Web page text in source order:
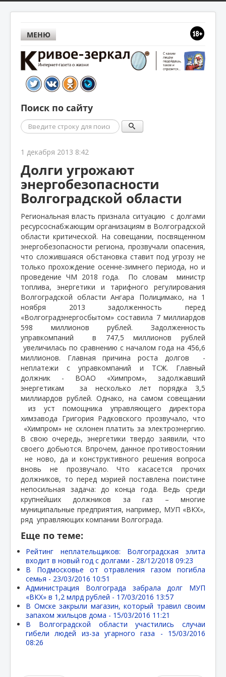
МЕНЮ
Поиск по сайту
Поиск
1 декабря 2013 8:42
Долги угрожают
энергобезопасности
Волгоградской области
Региональная власть признала ситуацию с долгами
ресурсоснабжающим организациям в Волгоградской
области критической. На совещании, посвященном
энергобезопасности региона, прозвучали опасения,
что сложившаяся обстановка ставит под угрозу не
только прохождение осенне-зимнего периода, но и
проведение ЧМ 2018 года.
По словам
министр
топлива, энергетики и тарифного регулирования
Волгоградской области Ангара Полицимако, на 1
ноября 2013 задолженность перед
«Волгоградэнергосбытом» составила 7 миллиардов
598 миллионов рублей. Задолженность
управкомпаний
в 747,5 миллионов рублей
увеличилась по сравнению с началом года на 456,6
миллионов. Главная причина роста долгов
-
неплатежи с управкомпаний и ТСЖ. Главный
должник - ВОАО «Химпром», задолжавший
энергетикам
за несколько лет порядка 3,5
миллиардов рублей. Однако, на самом совещании
из уст помощника управляющего директора
химзавода Григория Радковского прозвучало, что
«Химпром» не склонен платить за электроэнергию.
В свою очередь, энергетики твердо заявили, что
своего добьются. Впрочем, данное противостоянии
не ново, да и конструктивного решения вопроса
вновь не прозвучало. Что касасется прочих
должников, то перед мэрией поставлена поистине
непосильная задача: до конца года. Ведь среди
крупнейших должников за газ – многие
муниципальные предприятия, например, МУП «ВКХ»,
ряд управляющих компании Волгограда.
Еще по теме:
Рейтинг неплательщиков: Волгоградская элита
входит в новый год с долгами - 28/12/2018 09:23
В Подмосковье от отравления газом погибла
семья - 23/03/2016 10:51
Администрация Волгограда забрала долг МУП
«ВКХ» в 1,2 млрд рублей - 17/03/2016 13:57
В Омске закрыли магазин, который травил своим
запахом жильцов дома - 15/03/2016 11:21
В Волгоградской области участились случаи
гибели людей из-за угарного газа - 15/03/2016
08:26